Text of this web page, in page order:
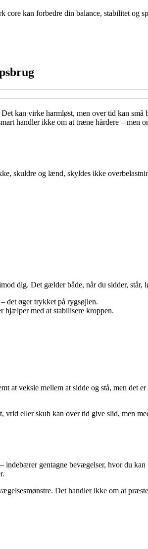
core kan forbedre din balance, stabilitet og
kan virke harmløst, men over tid kan små
handler ikke om at træne hårdere – men
skuldre og lænd, skyldes ikke
dig. Det gælder både, når du sidder, står,
det øger trykket på rygsøjlen.
hjælper med at stabilisere kroppen.
at veksle mellem at sidde og stå, men det
eller skub kan over tid give slid, men
gentagne bevægelser, hvor du
Det handler ikke om at